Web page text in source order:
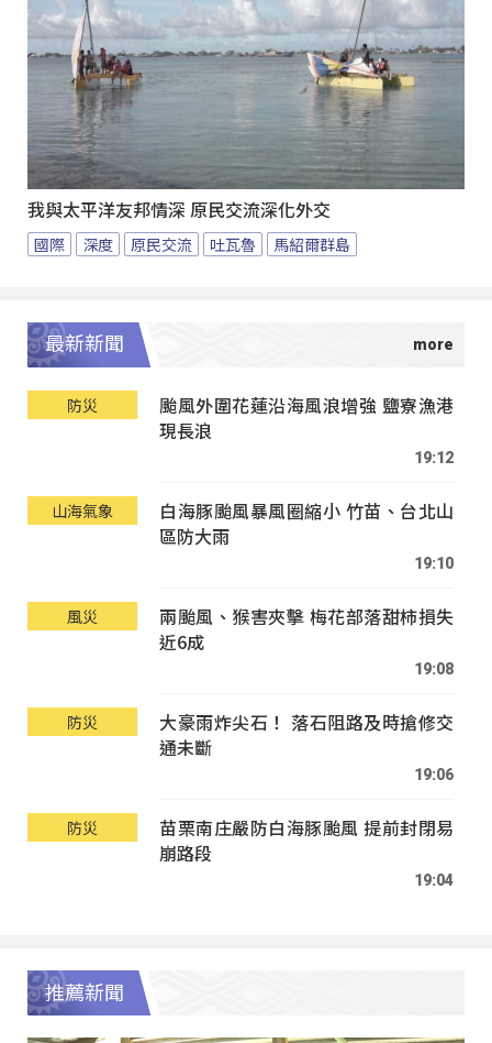
我與太平洋友邦情深 原民交流深化外交
國際 深度 原民交流 吐瓦魯 馬紹爾群島
最新新聞
防災
颱風外圍花蓮沿海風浪增強 鹽寮漁港
現長浪
19:12
山海氣象
白海豚颱風暴風圈縮小 竹苗、台北山
區防大雨
19:10
風災
兩颱風、猴害夾擊 梅花部落甜柿損失
近6成
19:08
防災
大豪雨炸尖石！ 落石阻路及時搶修交
通未斷
19:06
防災
苗栗南庄嚴防白海豚颱風 提前封閉易
崩路段
19:04
推薦新聞